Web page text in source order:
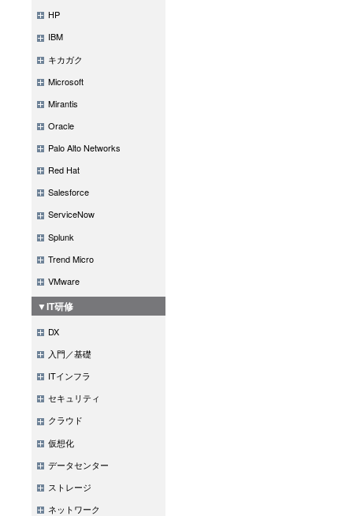
HP
IBM
キカガク
Microsoft
Mirantis
Oracle
Palo Alto Networks
Red Hat
Salesforce
ServiceNow
Splunk
Trend Micro
VMware
▼IT研修
DX
入門／基礎
ITインフラ
セキュリティ
クラウド
仮想化
データセンター
ストレージ
ネットワーク